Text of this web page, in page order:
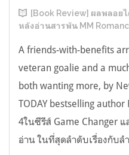
[Book Review] ผลพลอย
หลังอ่านสารพัน MM
A friends-with-benefits
veteran goalie and a
both wanting more, by
TODAY bestselling
4ในซีรีส์ Game Changer
อ่าน ในที่สุดลำดับเรื่องกับ